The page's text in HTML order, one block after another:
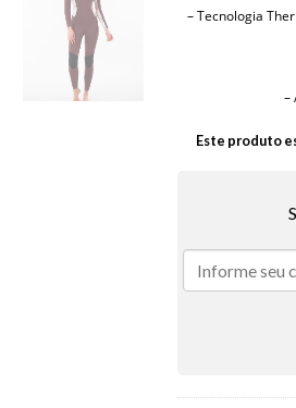
– Tecnologia
–
Este produto